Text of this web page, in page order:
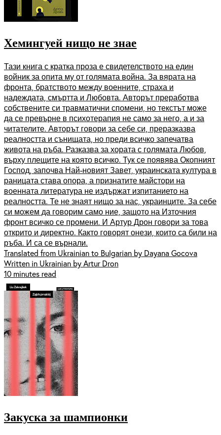
Хемингуей нищо не знае
Тази книга с кратка проза е свидетелството на един
войник за опита му от голямата война. За вярата на
фронта, братството между военните, страха и
надеждата, смъртта и Любовта. Авторът преработва
собствените си травматични спомени, но текстът може
да се превърне в психотерапия не само за него, а и за
читателите. Авторът говори за себе си, преразказва
реалността и сънищата, но преди всичко запечатва
живота на ръба. Разказва за хората с голямата Любов,
върху плещите на която всичко. Тук се появява Окопният
Господ, започва Най-новият Завет, украинската култура в
раницата става опора, а признатите майстори на
военната литература не издържат изпитанието на
реалността. Те не знаят нищо за нас, украинците. За себе
си можем да говорим само ние, защото на Източния
фронт всичко се промени. И Артур Дрон говори за това
открито и директно. Както говорят онези, които са били на
ръба. И са се върнали.
Translated from Ukrainian to Bulgarian by Dayana Gocova
Written in Ukrainian by Artur Dron
10 minutes read
Закуска за шампионки